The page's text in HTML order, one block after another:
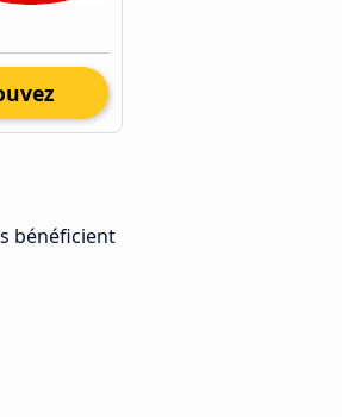
bénéficient